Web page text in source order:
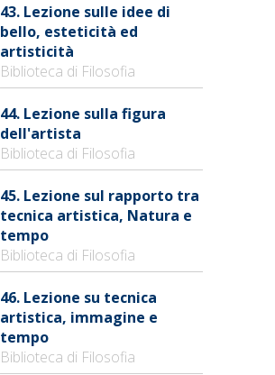
43. Lezione sulle idee di
bello, esteticità ed
artisticità
Biblioteca di Filosofia
44. Lezione sulla figura
dell'artista
Biblioteca di Filosofia
45. Lezione sul rapporto tra
tecnica artistica, Natura e
tempo
Biblioteca di Filosofia
46. Lezione su tecnica
artistica, immagine e
tempo
Biblioteca di Filosofia